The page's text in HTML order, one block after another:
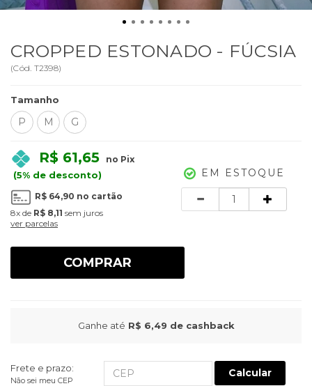
CROPPED ESTONADO - FÚCSIA
(Cód. T2398)
Tamanho
P M G
R$ 61,65 no Pix
(5% de desconto)
R$ 64,90 no cartão
8x de R$ 8,11 sem juros
ver parcelas
EM ESTOQUE
COMPRAR
Ganhe até R$ 6,49 de cashback
Frete e prazo:
Não sei meu CEP
Calcular